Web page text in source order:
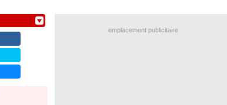
emplacement publicitaire